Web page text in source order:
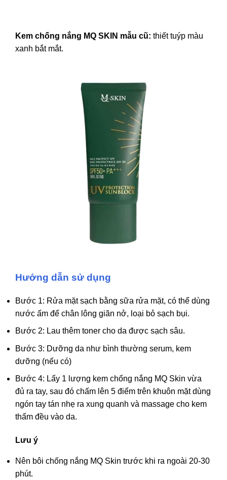
Kem chống nắng MQ SKIN mẫu cũ: thiết tuýp màu
xanh bắt mắt.
Hướng dẫn sử dụng
Bước 1: Rửa mặt sạch bằng sữa rửa mặt, có thể dùng
nước ấm để chân lông giãn nở, loại bỏ sạch bụi.
Bước 2: Lau thêm toner cho da được sạch sâu.
Bước 3: Dưỡng da như bình thường serum, kem
dưỡng (nếu có)
Bước 4: Lấy 1 lượng kem chống nắng MQ Skin vừa
đủ ra tay, sau đó chấm lên 5 điểm trên khuôn mặt dùng
ngón tay tán nhẹ ra xung quanh và massage cho kem
thấm đều vào da.
Lưu ý
Nên bôi chống nắng MQ Skin trước khi ra ngoài 20-30
phút.